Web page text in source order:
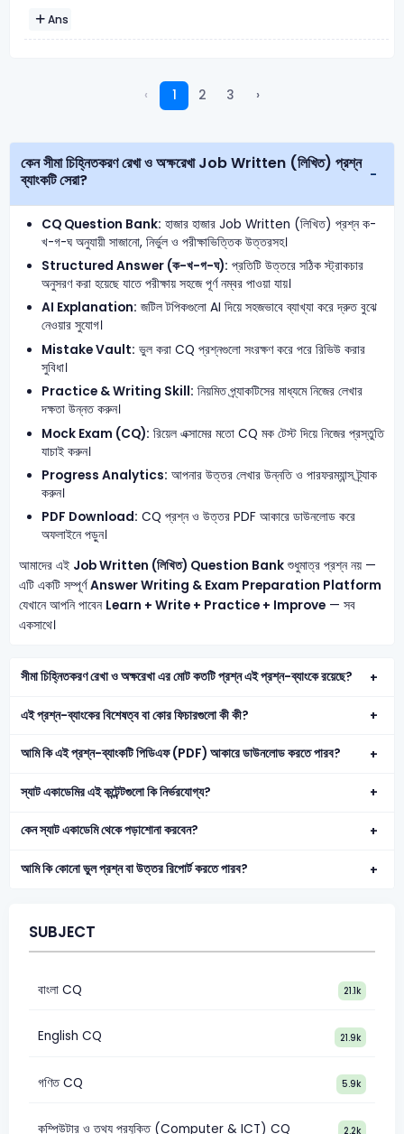
Ans
‹ 1 2 3 ›
কেন সীমা চিহ্নিতকরণ রেখা ও অক্ষরেখা Job Written (লিখিত) প্রশ্ন
ব্যাংকটি সেরা?
CQ Question Bank: হাজার হাজার Job Written (লিখিত) প্রশ্ন ক-
খ-গ-ঘ অনুযায়ী সাজানো, নির্ভুল ও পরীক্ষাভিত্তিক উত্তরসহ।
Structured Answer (ক-খ-গ-ঘ): প্রতিটি উত্তরে সঠিক স্ট্রাকচার
অনুসরণ করা হয়েছে যাতে পরীক্ষায় সহজে পূর্ণ নম্বর পাওয়া যায়।
AI Explanation: জটিল টপিকগুলো AI দিয়ে সহজভাবে ব্যাখ্যা করে দ্রুত বুঝে
নেওয়ার সুযোগ।
Mistake Vault: ভুল করা CQ প্রশ্নগুলো সংরক্ষণ করে পরে রিভিউ করার
সুবিধা।
Practice & Writing Skill: নিয়মিত প্র্যাকটিসের মাধ্যমে নিজের লেখার
দক্ষতা উন্নত করুন।
Mock Exam (CQ): রিয়েল এক্সামের মতো CQ মক টেস্ট দিয়ে নিজের প্রস্তুতি
যাচাই করুন।
Progress Analytics: আপনার উত্তর লেখার উন্নতি ও পারফরম্যান্স ট্র্যাক
করুন।
PDF Download: CQ প্রশ্ন ও উত্তর PDF আকারে ডাউনলোড করে
অফলাইনে পড়ুন।
আমাদের এই Job Written (লিখিত) Question Bankশুধুমাত্র প্রশ্ন নয় —
এটি একটি সম্পূর্ণAnswer Writing & Exam Preparation Platform
যেখানে আপনি পাবেন Learn + Write + Practice + Improve— সব
একসাথে।
সীমা চিহ্নিতকরণ রেখা ও অক্ষরেখা এর মোট কতটি প্রশ্ন এই প্রশ্ন-ব্যাংকে রয়েছে?
এই প্রশ্ন-ব্যাংকের বিশেষত্ব বা কোর ফিচারগুলো কী কী?
আমি কি এই প্রশ্ন-ব্যাংকটি পিডিএফ (PDF) আকারে ডাউনলোড করতে পারব?
স্যাট একাডেমির এই কন্টেন্টগুলো কি নির্ভরযোগ্য?
কেন স্যাট একাডেমি থেকে পড়াশোনা করবেন?
আমি কি কোনো ভুল প্রশ্ন বা উত্তর রিপোর্ট করতে পারব?
SUBJECT
বাংলা CQ 21.1k
English CQ 21.9k
গণিত CQ 5.9k
কম্পিউটার ও তথ্য প্রযুক্তি (Computer & ICT) CQ 2.2k